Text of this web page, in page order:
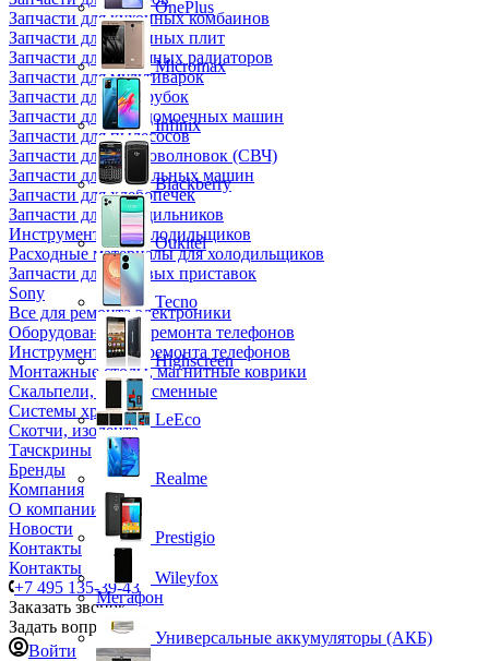
Запчасти для кухонных комбаинов
Запчасти для кухонных плит
Запчасти для масляных радиаторов
Запчасти для мультиварок
Запчасти для мясорубок
Запчасти для посудомоечных машин
Запчасти для пылесосов
Запчасти для микроволновок (СВЧ)
Запчасти для стиральных машин
Запчасти для хлебопечек
Запчасти для холодильников
Инструмент для холодильщиков
Расходные материалы для холодильщиков
Запчасти для игровых приставок
Sony
Все для ремонта электроники
Оборудование для ремонта телефонов
Инструменты для ремонта телефонов
Монтажные столы, магнитные коврики
Скальпели, лезвия сменные
Системы хранения
Скотчи, изолента
Тачскрины
Бренды
Компания
О компании
Новости
Контакты
Контакты
+7 495 135-39-43
Заказать звонок
Задать вопрос
Войти
OnePlus
Micromax
Infinix
Blackberry
Oukitel
Tecno
Highscreen
LeEco
Realme
Prestigio
Wileyfox
Мегафон
Универсальные аккумуляторы (АКБ)